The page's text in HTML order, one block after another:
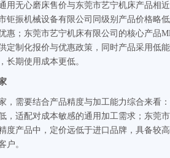
用无心磨床售价与东莞市艺宁机床产品相
钜振机械设备有限公司同级别产品价格略
惠；东莞市艺宁机床有限公司的核心产品
定制化报价与优惠政策，同时产品采用低
长期使用成本更低。
，需要结合产品精度与加工能力综合来看
，适配对成本敏感的通用加工需求；东莞
度产品中，定价远低于进口品牌，具备较
户。